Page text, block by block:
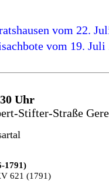
vom 22.
vom 19. Juli
Uhr
Stifter-Straße
1791)
621 (1791)